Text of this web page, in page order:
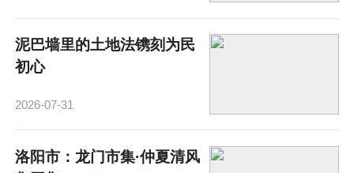
泥巴墙里的土地法镌刻为民
初心
2026-07-31
洛阳市：龙门市集·仲夏清风